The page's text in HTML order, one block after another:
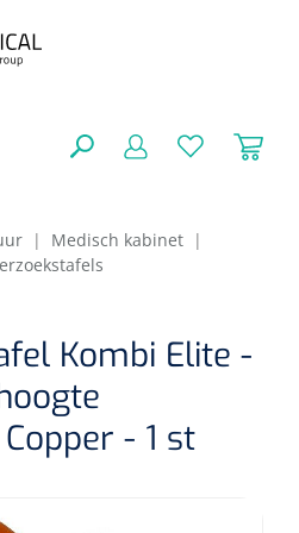
| Medisch kabinet |
Kombi Elite -
- 1 st